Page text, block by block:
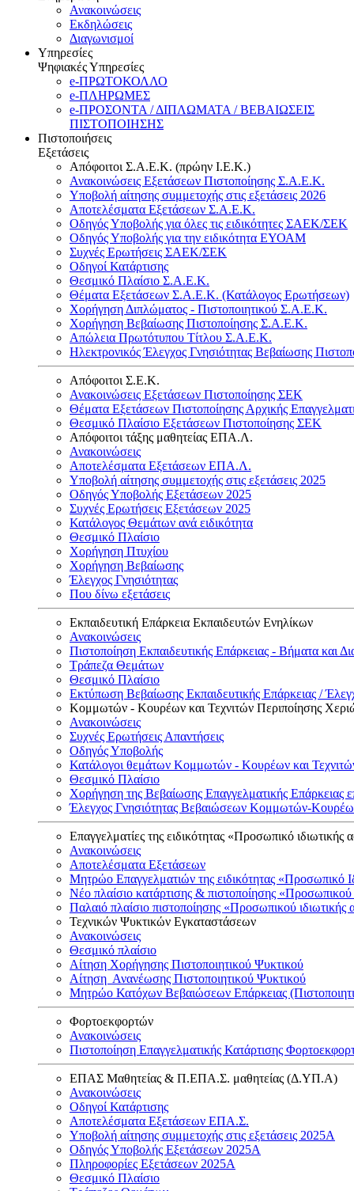
Ανακοινώσεις
Εκδηλώσεις
Διαγωνισμοί
Υπηρεσίες
Ψηφιακές Υπηρεσίες
e-ΠΡΩΤΟΚΟΛΛΟ
e-ΠΛΗΡΩΜΕΣ
e-ΠΡΟΣΟΝΤΑ / ΔΙΠΛΩΜΑΤΑ / ΒΕΒΑΙΩΣΕΙΣ
ΠΙΣΤΟΠΟΙΗΣΗΣ
Πιστοποιήσεις
Εξετάσεις
Απόφοιτοι Σ.Α.Ε.Κ. (πρώην Ι.Ε.Κ.)
Ανακοινώσεις Εξετάσεων Πιστοποίησης Σ.Α.Ε.Κ.
Υποβολή αίτησης συμμετοχής στις εξετάσεις 2026
Αποτελέσματα Εξετάσεων Σ.Α.Ε.Κ.
Οδηγός Υποβολής για όλες τις ειδικότητες ΣΑΕΚ/ΣΕΚ
Οδηγός Υποβολής για την ειδικότητα ΕΥΟΑΜ
Συχνές Ερωτήσεις ΣΑΕΚ/ΣΕΚ
Οδηγοί Κατάρτισης
Θεσμικό Πλαίσιο Σ.Α.Ε.Κ.
Θέματα Εξετάσεων Σ.Α.Ε.Κ. (Κατάλογος Ερωτήσεων)
Χορήγηση Διπλώματος - Πιστοποιητικού Σ.Α.Ε.Κ.
Χορήγηση Βεβαίωσης Πιστοποίησης Σ.Α.Ε.Κ.
Απώλεια Πρωτότυπου Τίτλου Σ.Α.Ε.Κ.
Ηλεκτρονικός Έλεγχος Γνησιότητας Βεβαίωσης
Απόφοιτοι Σ.Ε.Κ.
Ανακοινώσεις Εξετάσεων Πιστοποίησης ΣΕΚ
Θέματα Εξετάσεων Πιστοποίησης Αρχικής
Θεσμικό Πλαίσιο Εξετάσεων Πιστοποίησης ΣΕΚ
Απόφοιτοι τάξης μαθητείας ΕΠΑ.Λ.
Ανακοινώσεις
Αποτελέσματα Εξετάσεων ΕΠΑ.Λ.
Υποβολή αίτησης συμμετοχής στις εξετάσεις 2025
Οδηγός Υποβολής Εξετάσεων 2025
Συχνές Ερωτήσεις Εξετάσεων 2025
Κατάλογος Θεμάτων ανά ειδικότητα
Θεσμικό Πλαίσιο
Χορήγηση Πτυχίου
Χορήγηση Βεβαίωσης
Έλεγχος Γνησιότητας
Που δίνω εξετάσεις
Εκπαιδευτική Επάρκεια Εκπαιδευτών Ενηλίκων
Ανακοινώσεις
Πιστοποίηση Εκπαιδευτικής Επάρκειας - Βήματα και
Τράπεζα Θεμάτων
Θεσμικό Πλαίσιο
Εκτύπωση Βεβαίωσης Εκπαιδευτικής Επάρκειας /
Κομμωτών - Κουρέων και Τεχνιτών Περιποίησης
Ανακοινώσεις
Συχνές Ερωτήσεις Απαντήσεις
Οδηγός Υποβολής
Κατάλογοι θεμάτων Κομμωτών - Κουρέων και
Θεσμικό Πλαίσιο
Χορήγηση της Βεβαίωσης Επαγγελματικής
Έλεγχος Γνησιότητας Βεβαιώσεων Κομμωτών-
Επαγγελματίες της ειδικότητας «Προσωπικό ιδιωτικής
Ανακοινώσεις
Αποτελέσματα Εξετάσεων
Μητρώο Επαγγελματιών της ειδικότητας «Προσωπικό
Νέο πλαίσιο κατάρτισης & πιστοποίησης «Προσωπικού
Παλαιό πλαίσιο πιστοποίησης «Προσωπικού
Τεχνικών Ψυκτικών Εγκαταστάσεων
Ανακοινώσεις
Θεσμικό πλαίσιο
Αίτηση Χορήγησης Πιστοποιητικού Ψυκτικού
Αίτηση Ανανέωσης Πιστοποιητικού Ψυκτικού
Μητρώο Κατόχων Βεβαιώσεων Επάρκειας
Φορτοεκφορτών
Ανακοινώσεις
Πιστοποίηση Επαγγελματικής Κατάρτισης
ΕΠΑΣ Μαθητείας & Π.ΕΠΑ.Σ. μαθητείας (Δ.ΥΠ.Α)
Ανακοινώσεις
Oδηγοί Κατάρτισης
Αποτελέσματα Εξετάσεων ΕΠΑ.Σ.
Υποβολή αίτησης συμμετοχής στις εξετάσεις 2025Α
Οδηγός Υποβολής Εξετάσεων 2025A
Πληροφορίες Εξετάσεων 2025Α
Θεσμικό Πλαίσιο